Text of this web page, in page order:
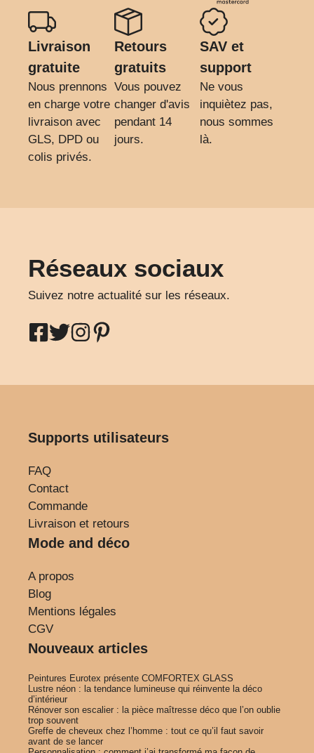
Livraison
gratuite
Nous prennons
en charge votre
livraison avec
GLS, DPD ou
colis privés.
Retours
gratuits
Vous pouvez
changer d'avis
pendant 14
jours.
SAV et
support
Ne vous
inquiètez pas,
nous sommes
là.
Réseaux sociaux
Suivez notre actualité sur les réseaux.
Supports utilisateurs
FAQ
Contact
Commande
Livraison et retours
Mode and déco
A propos
Blog
Mentions légales
CGV
Nouveaux articles
Peintures Eurotex présente COMFORTEX GLASS
Lustre néon : la tendance lumineuse qui réinvente la déco
d’intérieur
Rénover son escalier : la pièce maîtresse déco que l’on oublie
trop souvent
Greffe de cheveux chez l’homme : tout ce qu’il faut savoir
avant de se lancer